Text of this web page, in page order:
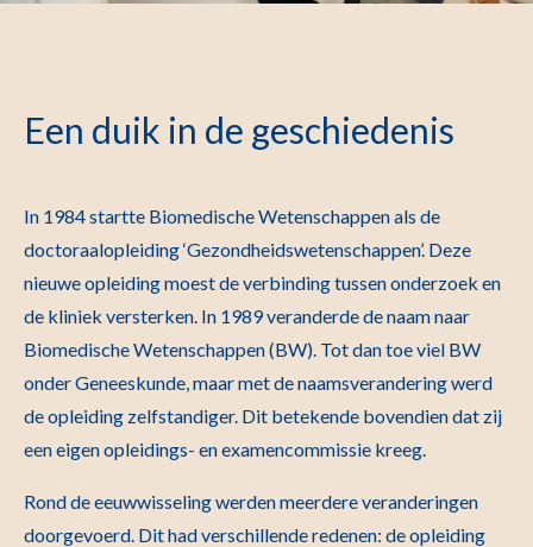
Een duik in de geschiedenis
In 1984 startte Biomedische Wetenschappen als de
doctoraalopleiding ‘Gezondheidswetenschappen’. Deze
nieuwe opleiding moest de verbinding tussen onderzoek en
de kliniek versterken. In 1989 veranderde de naam naar
Biomedische Wetenschappen (BW). Tot dan toe viel BW
onder Geneeskunde, maar met de naamsverandering werd
de opleiding zelfstandiger. Dit betekende bovendien dat zij
een eigen opleidings- en examencommissie kreeg.
Rond de eeuwwisseling werden meerdere veranderingen
doorgevoerd. Dit had verschillende redenen: de opleiding